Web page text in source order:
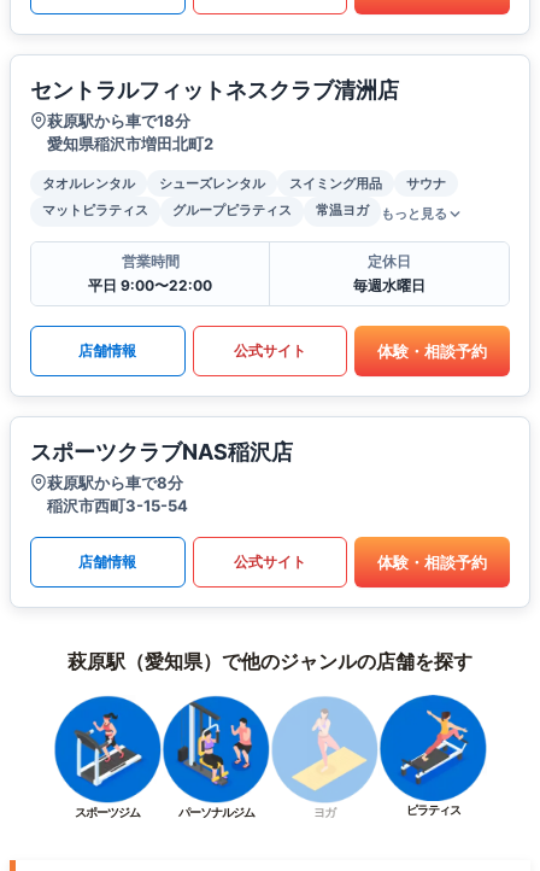
セントラルフィットネスクラブ清洲店
萩原駅から車で18分
愛知県稲沢市増田北町2
タオルレンタル シューズレンタル スイミング用品
サウナ
マットピラティス
グループピラティス 常温ヨガ もっと見る
営業時間
平日 9:00〜22:00
定休日
毎週水曜日
店舗情報 公式サイト 体験・相談予約
スポーツクラブNAS稲沢店
萩原駅から車で8分
稲沢市西町3-15-54
店舗情報 公式サイト 体験・相談予約
萩原駅（愛知県）で他のジャンルの店舗を探す
スポーツジム パーソナルジム ヨガ ピラティス